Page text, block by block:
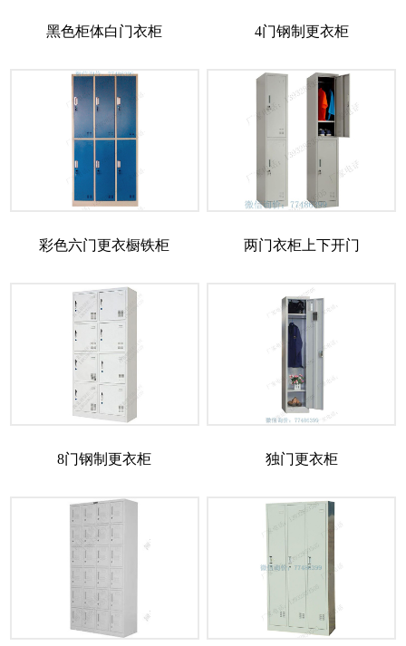
黑色柜体白门衣柜 4门钢制更衣柜
彩色六门更衣橱铁柜 两门衣柜上下开门
8门钢制更衣柜 独门更衣柜